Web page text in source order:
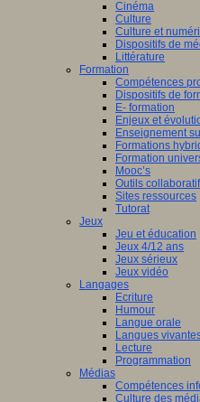
Cinéma
Culture
Culture et
Dispositifs de
Littérature
Formation
Compétences
Dispositifs de
E- formation
Enjeux et
Enseignement
Formations
Formation
Mooc’s
Outils
Sites ressources
Tutorat
Jeux
Jeu et éducation
Jeux 4/12 ans
Jeux sérieux
Jeux vidéo
Langages
Ecriture
Humour
Langue orale
Langues
Lecture
Programmation
Médias
Compétences
Culture des